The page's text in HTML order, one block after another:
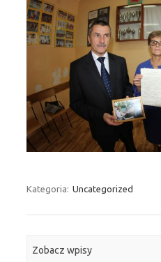
Kategoria: Uncategorized
Zobacz wpisy